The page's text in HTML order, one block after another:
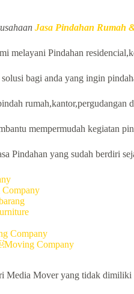
Jasa Pindahan Rumah
melayani Pindahan
bagi anda yang ingin
mempermudah kegiatan
Pindahan yang sudah berdiri
Company
Company
Media Mover yang tidak dimiliki